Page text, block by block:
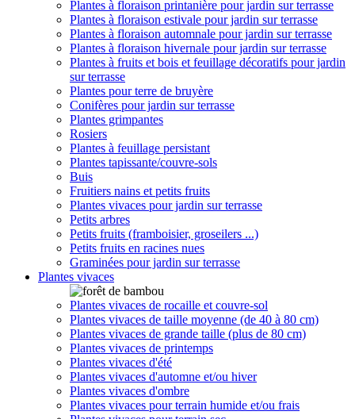
Plantes à floraison printanière pour jardin sur terrasse
Plantes à floraison estivale pour jardin sur terrasse
Plantes à floraison automnale pour jardin sur terrasse
Plantes à floraison hivernale pour jardin sur terrasse
Plantes à fruits et bois et feuillage décoratifs pour jardin
sur terrasse
Plantes pour terre de bruyère
Conifères pour jardin sur terrasse
Plantes grimpantes
Rosiers
Plantes à feuillage persistant
Plantes tapissante/couvre-sols
Buis
Fruitiers nains et petits fruits
Plantes vivaces pour jardin sur terrasse
Petits arbres
Petits fruits (framboisier, groseilers ...)
Petits fruits en racines nues
Graminées pour jardin sur terrasse
Plantes vivaces
Plantes vivaces de rocaille et couvre-sol
Plantes vivaces de taille moyenne (de 40 à 80 cm)
Plantes vivaces de grande taille (plus de 80 cm)
Plantes vivaces de printemps
Plantes vivaces d'été
Plantes vivaces d'automne et/ou hiver
Plantes vivaces d'ombre
Plantes vivaces pour terrain humide et/ou frais